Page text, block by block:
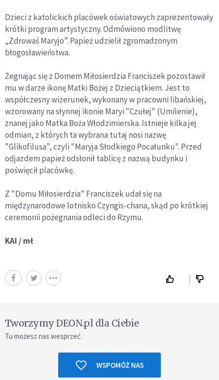
Dzieci z katolickich placówek oświatowych zaprezentowały
krótki program artystyczny. Odmówiono modlitwę
„Zdrowaś Maryjo”. Papież udzielił zgromadzonym
błogosławieństwa.
Żegnając się z Domem Miłosierdzia Franciszek pozostawił
mu w darze ikonę Matki Bożej z Dzieciątkiem. Jest to
współczesny wizerunek, wykonany w pracowni libańskiej,
wzorowany na słynnej ikonie Maryi "Czułej" (Umilenie),
znanej jako Matka Boża Włodzimierska. Istnieje kilka jej
odmian, z których ta wybrana tutaj nosi nazwę
"Glikofilusa", czyli "Maryja Słodkiego Pocałunku". Przed
odjazdem papież odsłonił tablicę z nazwą budynku i
poświęcił placówkę.
Z "Domu Miłosierdzia" Franciszek udał się na
międzynarodowe lotnisko Czyngis-chana, skąd po krótkiej
ceremonii pożegnania odleci do Rzymu.
KAI / mł
Tworzymy DEON.pl dla Ciebie
Tu możesz nas wesprzeć.
WSPOMÓŻ NAS